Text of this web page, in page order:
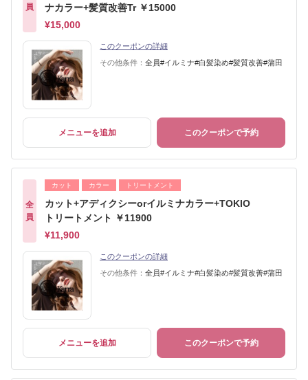
員
ナカラー+髪質改善Tr ￥15000
¥15,000
このクーポンの詳細
その他条件： 全員#イルミナ#白髪染め#髪質改善#蒲田
メニューを追加 このクーポンで予約
全
員
カット カラー トリートメント
カット+アディクシーorイルミナカラー+TOKIO
トリートメント ￥11900
¥11,900
このクーポンの詳細
その他条件： 全員#イルミナ#白髪染め#髪質改善#蒲田
メニューを追加 このクーポンで予約